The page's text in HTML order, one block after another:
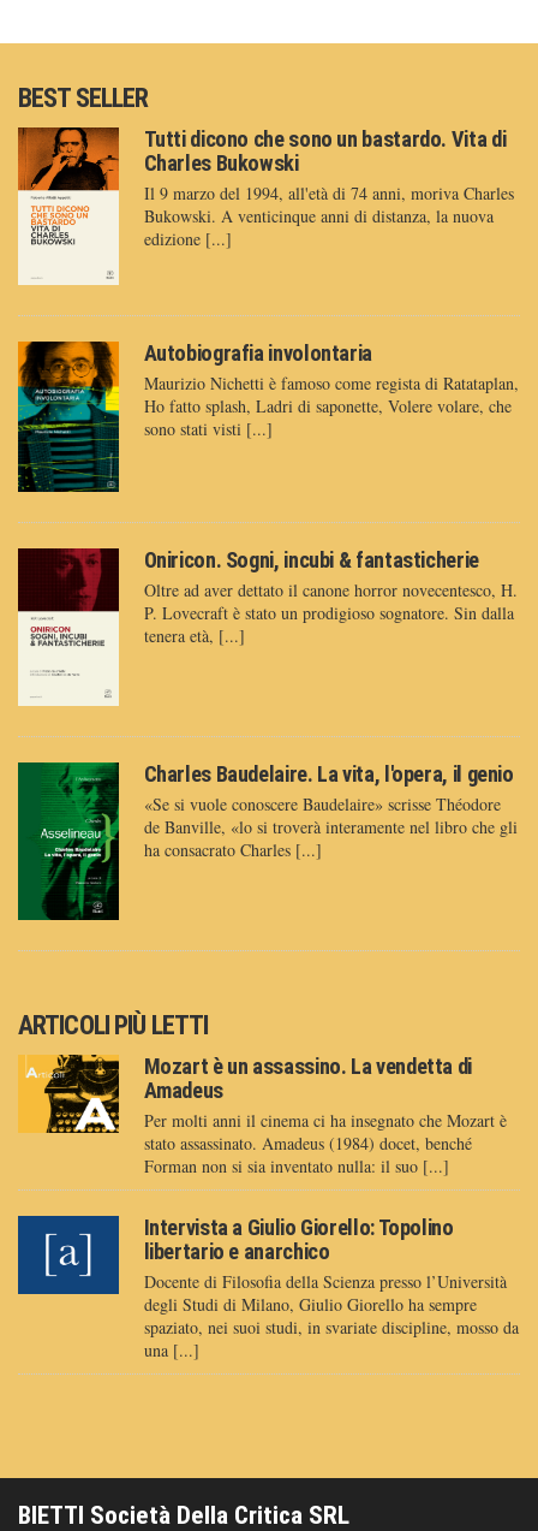
BEST SELLER
Tutti dicono che sono un bastardo. Vita di
Charles Bukowski
Il 9 marzo del 1994, all'età di 74 anni, moriva Charles
Bukowski. A venticinque anni di distanza, la nuova
edizione [...]
Autobiografia involontaria
Maurizio Nichetti è famoso come regista di Ratataplan,
Ho fatto splash, Ladri di saponette, Volere volare, che
sono stati visti [...]
Oniricon. Sogni, incubi & fantasticherie
Oltre ad aver dettato il canone horror novecentesco, H.
P. Lovecraft è stato un prodigioso sognatore. Sin dalla
tenera età, [...]
Charles Baudelaire. La vita, l'opera, il genio
«Se si vuole conoscere Baudelaire» scrisse Théodore
de Banville, «lo si troverà interamente nel libro che gli
ha consacrato Charles [...]
ARTICOLI PIÙ LETTI
Mozart è un assassino. La vendetta di
Amadeus
Per molti anni il cinema ci ha insegnato che Mozart è
stato assassinato. Amadeus (1984) docet, benché
Forman non si sia inventato nulla: il suo [...]
Intervista a Giulio Giorello: Topolino
libertario e anarchico
Docente di Filosofia della Scienza presso l’Università
degli Studi di Milano, Giulio Giorello ha sempre
spaziato, nei suoi studi, in svariate discipline, mosso da
una [...]
BIETTI Società Della Critica SRL